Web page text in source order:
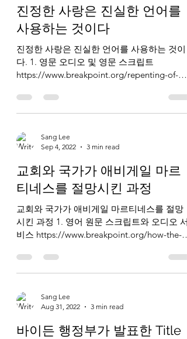
진정한 사랑은 진실한 언어를
사용하는 것이다
진정한 사랑은 진실한 언어를 사용하는 것이
다. 1. 영문 오디오 및 영문 스크립트
https://www.breakpoint.org/repenting-of-
크립트 (1) 국문 오디오...
Sang Lee
Sep 4, 2022
3 min read
교회와 국가가 애비게일 마르
티네스를 절망시킨 과정
교회와 국가가 애비게일 마르티네스를 절망
시킨 과정 1. 영어 원문 스크립트와 오디오 서
비스 https://www.breakpoint.org/how-the-
2....
Sang Lee
Aug 31, 2022
3 min read
바이든 행정부가 발표한 Title